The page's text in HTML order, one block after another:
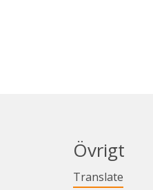
Övrigt
Translate